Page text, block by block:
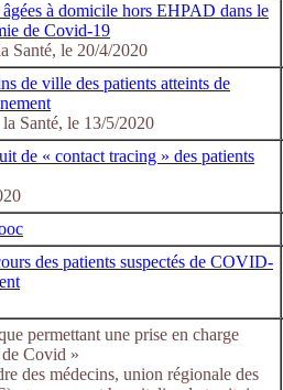
âgées à domicile hors EHPAD dans le
de Covid-19
Santé, le 20/4/2020
de ville des patients atteints de
Santé, le 13/5/2020
de « contact tracing » des patients
des patients suspectés de COVID-
permettant une prise en charge
de Covid »
des médecins, union régionale des